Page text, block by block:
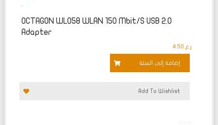
OCTAGON WL058 WLAN 150 Mbit/s USB 2.0
Adapter
ر.ع. 4.50
إضافة إلى السلة
Add To Wishlist